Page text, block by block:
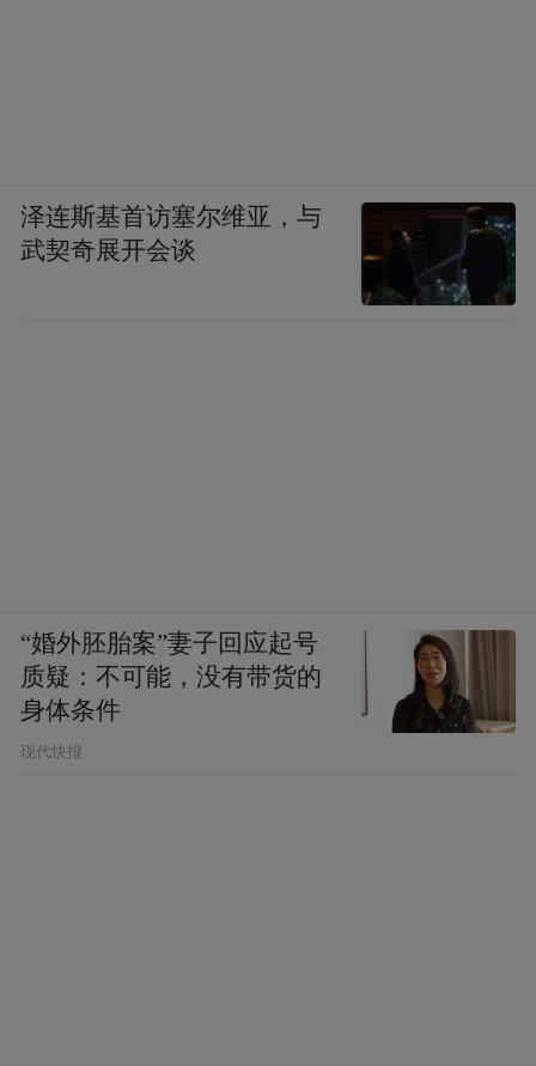
泽连斯基首访塞尔维亚，与
武契奇展开会谈
“婚外胚胎案”妻子回应起号
质疑：不可能，没有带货的
身体条件
现代快报